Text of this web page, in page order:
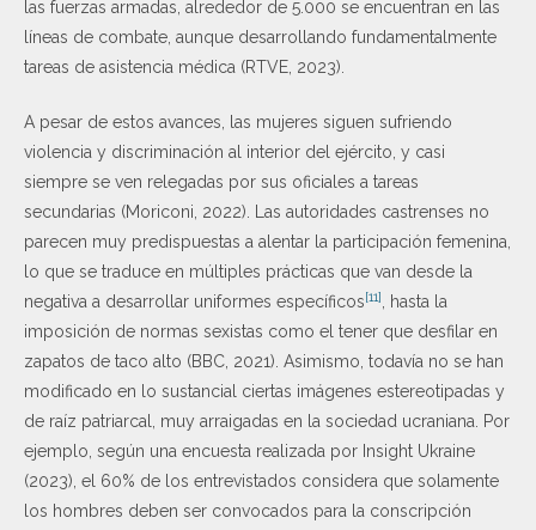
las fuerzas armadas, alrededor de 5.000 se encuentran en las
líneas de combate, aunque desarrollando fundamentalmente
tareas de asistencia médica (RTVE, 2023).
A pesar de estos avances, las mujeres siguen sufriendo
violencia y discriminación al interior del ejército, y casi
siempre se ven relegadas por sus oficiales a tareas
secundarias (Moriconi, 2022). Las autoridades castrenses no
parecen muy predispuestas a alentar la participación femenina,
lo que se traduce en múltiples prácticas que van desde la
negativa a desarrollar uniformes específicos[11], hasta la
imposición de normas sexistas como el tener que desfilar en
zapatos de taco alto (BBC, 2021). Asimismo, todavía no se han
modificado en lo sustancial ciertas imágenes estereotipadas y
de raíz patriarcal, muy arraigadas en la sociedad ucraniana. Por
ejemplo, según una encuesta realizada por Insight Ukraine
(2023), el 60% de los entrevistados considera que solamente
los hombres deben ser convocados para la conscripción